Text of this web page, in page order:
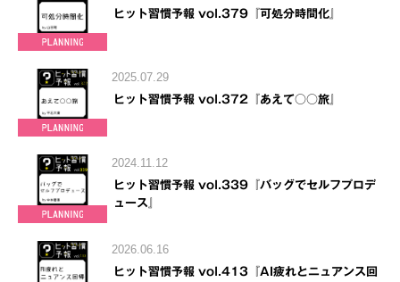
ヒット習慣予報 vol.379『可処分時間化』
2025.07.29
ヒット習慣予報 vol.372『あえて○○旅』
2024.11.12
ヒット習慣予報 vol.339『バッグでセルフプロデ
ュース』
2026.06.16
ヒット習慣予報 vol.413『AI疲れとニュアンス回